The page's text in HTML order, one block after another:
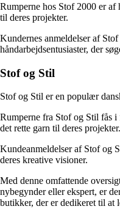
Rumperne hos Stof 2000 er
til deres projekter.
Kundernes anmeldelser af
håndarbejdsentusiaster, der
Stof og Stil
Stof og Stil er en populær
Rumperne fra Stof og Stil fås
det rette garn til deres projekter.
Kundeanmeldelser af Stof og
deres kreative visioner.
Med denne omfattende
nybegynder eller ekspert, er
butikker, der er dedikeret til at